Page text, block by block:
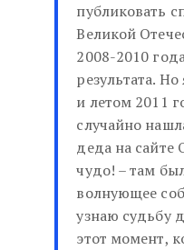
публиковать
Великой
2008-2010
результата.
и летом 2011
случайно
деда на
чудо! – там
волнующее
узнаю судьбу
этот момент,